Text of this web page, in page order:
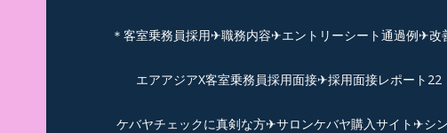
＊客室乗務員採用✈職務内容✈エントリーシート通過例✈改
エアアジアX客室乗務員採用面接✈︎採用面接レポート22
ケバヤチェックに真剣な方✈サロンケバヤ購入サイト✈シ